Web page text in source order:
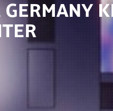
GERMANY